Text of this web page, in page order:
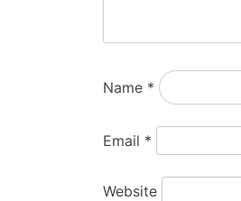
Name *
Email *
Website